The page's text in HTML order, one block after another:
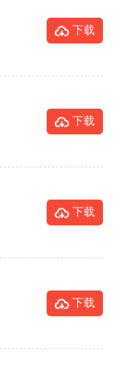
下载
下载
下载
下载